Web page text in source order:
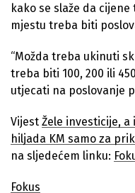
kako se slaže da
mjestu treba biti
“Možda treba ukinuti
treba biti 100, 200 ili
utjecati na poslovanje
Vijest Žele investicije,
hiljada KM samo za
na sljedećem linku:
Fokus